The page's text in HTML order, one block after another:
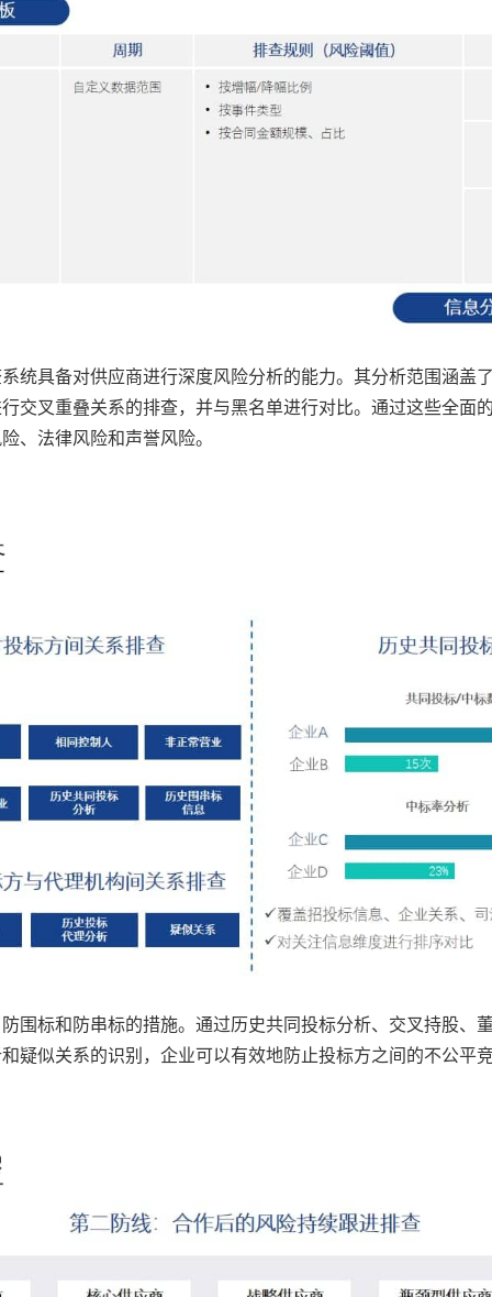
统具备对供应商进行深度风险分析的能力。其分析范围涵盖
交叉重叠关系的排查，并与黑名单进行对比。通过这些全面
、法律风险和声誉风险。
围标和防串标的措施。通过历史共同投标分析、交叉持股、
疑似关系的识别，企业可以有效地防止投标方之间的不公平